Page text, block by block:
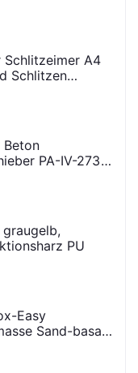
Schlitzeimer A4
Schlitzen
Beton
PA-IV-273
PU
Easy
Sand-basalt